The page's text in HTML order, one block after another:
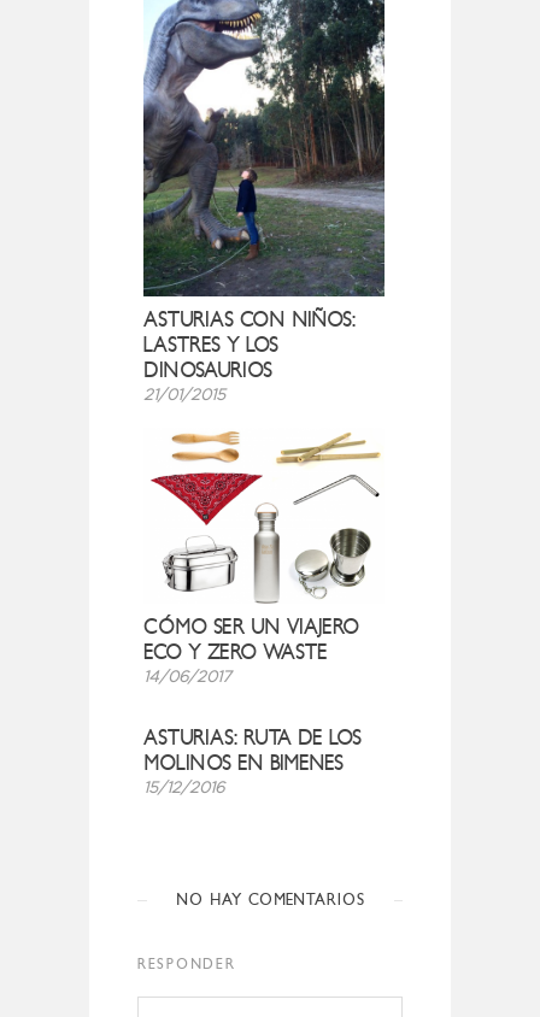
ASTURIAS CON NIÑOS:
LASTRES Y LOS
DINOSAURIOS
21/01/2015
CÓMO SER UN VIAJERO
ECO Y ZERO WASTE
14/06/2017
ASTURIAS: RUTA DE LOS
MOLINOS EN BIMENES
15/12/2016
NO HAY COMENTARIOS
RESPONDER